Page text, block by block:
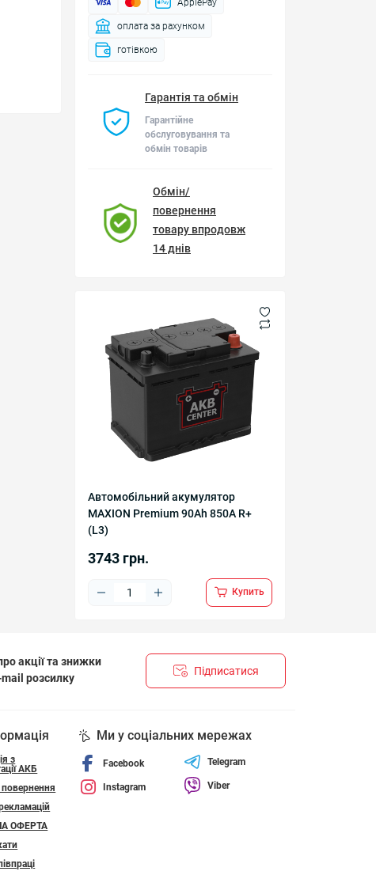
оплата за рахунком
готівкою
Гарантія та обмін
Гарантійне
обслуговування та
обмін товарів
Обмін/
повернення
товару впродовж
14 днів
Автомобільний акумулятор
MAXION Premium 90Аh 850A R+
(L3)
3743 грн.
Купить
акції та знижки
розсилку
Підписатися
з
АКБ
ОФЕРТА
Ми у соціальних мережах
Facebook
Instagram
Telegram
Viber